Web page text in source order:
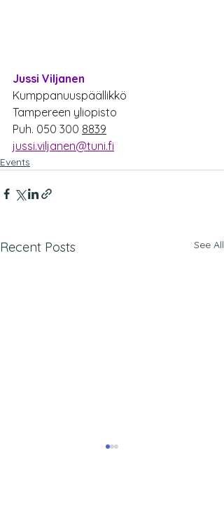
Jussi Viljanen
Kumppanuuspäällikkö
Tampereen yliopisto
Puh. 050 300 8839
jussi.viljanen@tuni.fi
Events
Recent Posts See All